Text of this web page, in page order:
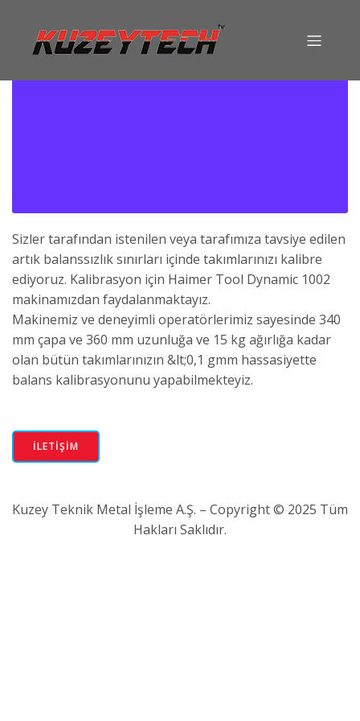
Sizler tarafından istenilen veya tarafımıza tavsiye edilen
artık balanssızlık sınırları içinde takımlarınızı kalibre
ediyoruz. Kalibrasyon için Haimer Tool Dynamic 1002
makinamızdan faydalanmaktayız.
Makinemiz ve deneyimli operatörlerimiz sayesinde 340
mm çapa ve 360 mm uzunluğa ve 15 kg ağırlığa kadar
olan bütün takımlarınızın &lt;0,1 gmm hassasiyette
balans kalibrasyonunu yapabilmekteyiz.
İLETİŞİM
Kuzey Teknik Metal İşleme A.Ş. – Copyright © 2025 Tüm
Hakları Saklıdır.